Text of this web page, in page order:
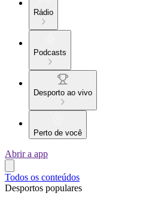
Rádio
Podcasts
Desporto ao vivo
Perto de você
Abrir a app
Todos os conteúdos
Desportos populares